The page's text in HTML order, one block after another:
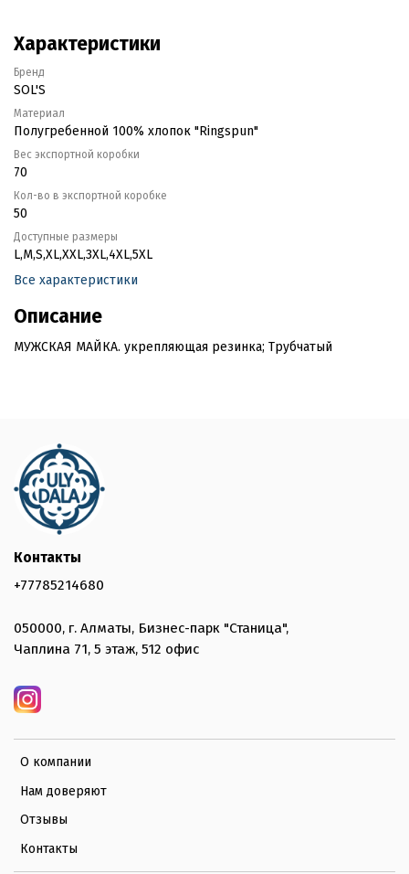
Характеристики
Бренд
SOL'S
Материал
Полугребенной 100% хлопок "Ringspun"
Вес экспортной коробки
70
Кол-во в экспортной коробке
50
Доступные размеры
L,M,S,XL,XXL,3XL,4XL,5XL
Все характеристики
Описание
МУЖСКАЯ МАЙКА. укрепляющая резинка; Трубчатый
О компании
Нам доверяют
Отзывы
Контакты
Контакты
+77785214680
050000, г. Алматы, Бизнес-парк "Станица",
Чаплина 71, 5 этаж, 512 офис